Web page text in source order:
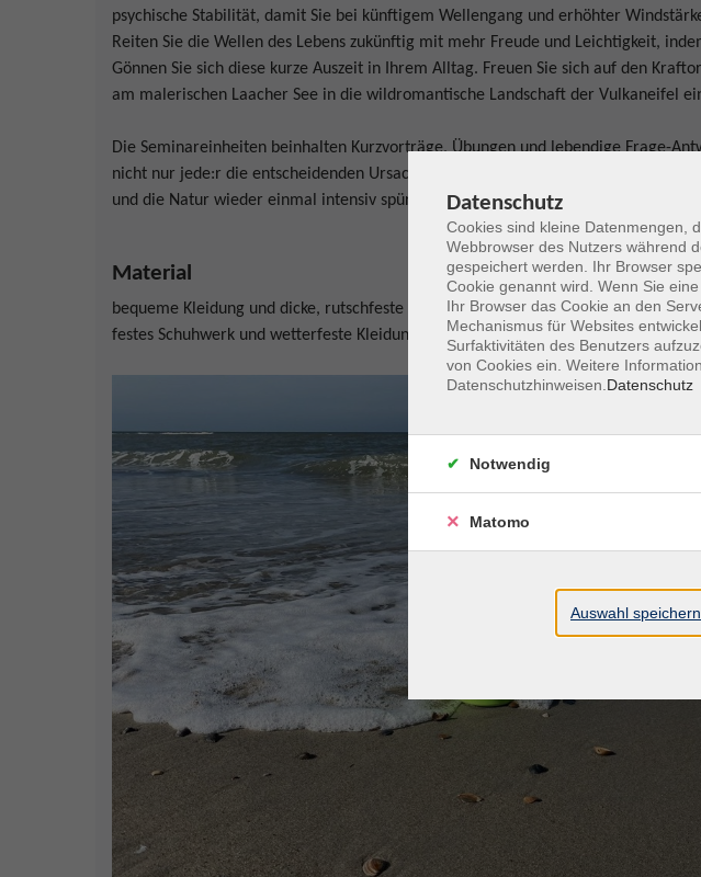
psychische Stabilität, damit Sie bei künftigem Wellengang und erhöhter
Reiten Sie die Wellen des Lebens zukünftig mit mehr Freude und Leichtigkeit,
Gönnen Sie sich diese kurze Auszeit in Ihrem Alltag. Freuen Sie sich auf den
am malerischen Laacher See in die wildromantische Landschaft der Vulkaneifel
Die Seminareinheiten beinhalten Kurzvorträge, Übungen und lebendige Frage-
nicht nur jede:r die entscheidenden Ursache-Wirkung-Zusammenhänge erkennen,
und die Natur wieder einmal intensiv spüren kann.
Material
bequeme Kleidung und dicke, rutschfeste Socken oder leichte Turnschuhe,
festes Schuhwerk und wetterfeste Kleidung für das Außentraining, Block und Stift.
Datenschutz
Cookies sind kleine Datenmengen,
Webbrowser des Nutzers während
gespeichert werden. Ihr Browser
Cookie genannt wird. Wenn Sie
Ihr Browser das Cookie an den
Mechanismus für Websites
Surfaktivitäten des Benutzers
von Cookies ein. Weitere
Datenschutzhinweisen. Datenschutz
Notwendig
Matomo
Auswahl speichern